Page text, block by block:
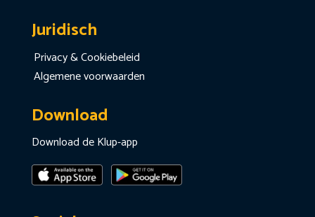
Juridisch
Privacy & Cookiebeleid
Algemene voorwaarden
Download
Download de Klup-app